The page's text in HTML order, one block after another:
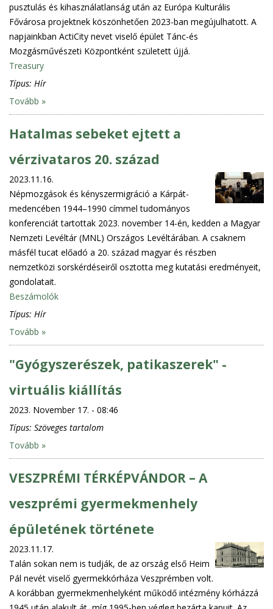
pusztulás és kihasználatlanság után az Európa Kulturális
Fővárosa projektnek köszönhetően 2023-ban megújulhatott. A
napjainkban ActiCity nevet viselő épület Tánc-és
Mozgásművészeti Központként született újjá.
Treasury
Típus: Hír
Tovább »
Hatalmas sebeket ejtett a
vérzivataros 20. század
2023.11.16.
Népmozgások és kényszermigráció a Kárpát-
medencében 1944–1990 címmel tudományos
konferenciát tartottak 2023. november 14-én, kedden a Magyar
Nemzeti Levéltár (MNL) Országos Levéltárában. A csaknem
másfél tucat előadó a 20. század magyar és részben
nemzetközi sorskérdéseiről osztotta meg kutatási eredményeit,
gondolatait.
Beszámolók
Típus: Hír
Tovább »
"Gyógyszerészek, patikaszerek" -
virtuális kiállítás
2023. November 17. - 08:46
Típus: Szöveges tartalom
Tovább »
VESZPRÉMI TÉRKÉPVÁNDOR – A
veszprémi gyermekmenhely
épületének története
2023.11.17.
Talán sokan nem is tudják, de az ország első Heim
Pál nevét viselő gyermekkórháza Veszprémben volt.
A korábban gyermekmenhelyként működő intézmény kórházzá